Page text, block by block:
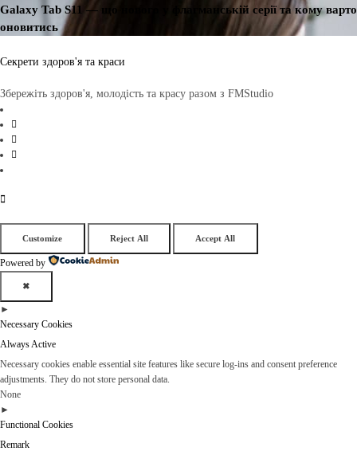
Galaxy Tab S11 — що нового у флагманській серії та кому варто
оновитись
Секрети здоров'я та краси
Збережіть здоров'я, молодість та красу разом з FMStudio
Customize Reject All Accept All
Powered by
✖
►
Necessary Cookies
Always Active
Necessary cookies enable essential site features like secure log-ins and consent preference
adjustments. They do not store personal data.
None
►
Functional Cookies
Remark